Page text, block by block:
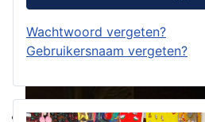
Wachtwoord vergeten?
Gebruikersnaam vergeten?